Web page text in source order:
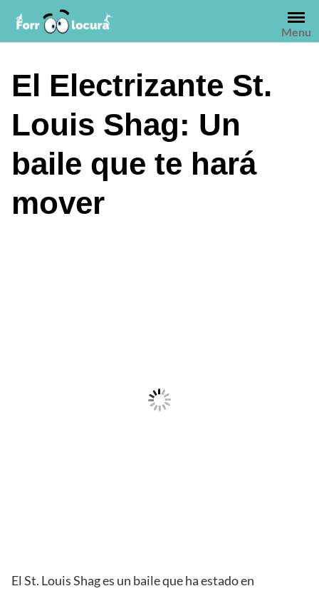
contenido
Menu
El Electrizante St.
Louis Shag: Un
baile que te hará
mover
El St. Louis Shag es un baile que ha estado en